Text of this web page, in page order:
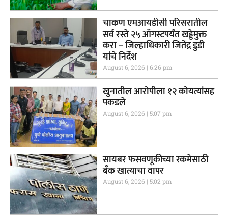
चाकण एमआयडीसी परिसरातील
सर्व रस्ते २५ ऑगस्टपर्यंत खड्डेमुक्त
करा – जिल्हाधिकारी जितेंद्र डुडी
यांचे निर्देश
August 6, 2026 6:26 pm
खुनातील आरोपीला १२ कोयत्यांसह
पकडले
August 6, 2026 5:07 pm
सायबर फसवणूकीच्या रकमेसाठी
बँक खात्याचा वापर
August 6, 2026 5:02 pm